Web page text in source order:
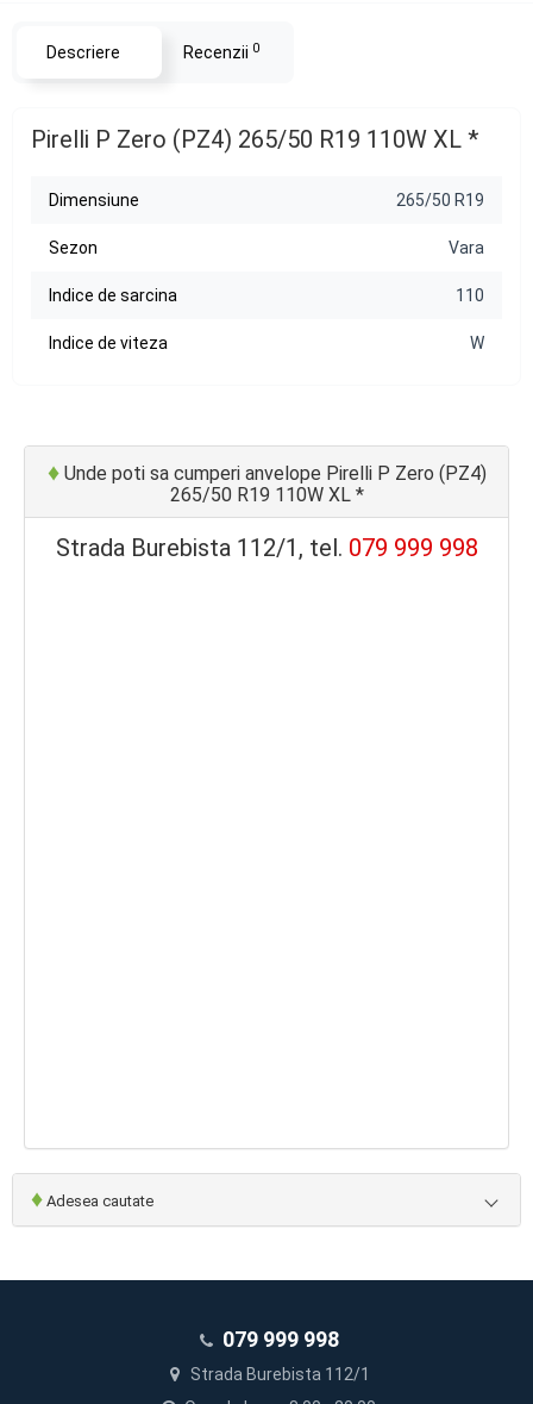
Descriere Recenzii 0
Pirelli P Zero (PZ4) 265/50 R19 110W XL *
Dimensiune 265/50 R19
Sezon Vara
Indice de sarcina 110
Indice de viteza W
♦Unde poti sa cumperi anvelope Pirelli P Zero (PZ4)
265/50 R19 110W XL *
Strada Burebista 112/1, tel. 079 999 998
♦ Adesea cautate
079 999 998
Strada Burebista 112/1